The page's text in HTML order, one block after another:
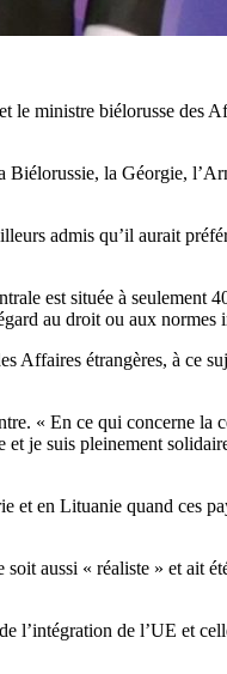
le ministre biélorusse des
la Géorgie,
admis qu’il aurait
est située à seulement
au droit ou aux normes
étrangères, à ce
« En ce qui concerne
je suis pleinement
en Lituanie quand ces
aussi « réaliste » et ait
l’intégration de l’UE et